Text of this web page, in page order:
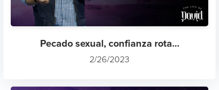
Pecado sexual, confianza rota...
2/26/2023